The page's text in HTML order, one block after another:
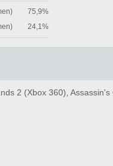
75,9%
24,1%
2 (Xbox 360), Assassin's